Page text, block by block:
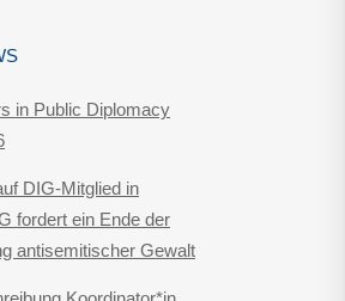
in Public Diplomacy
DIG-Mitglied in
fordert ein Ende der
antisemitischer Gewalt